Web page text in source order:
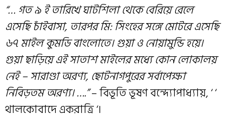
“… গত ৯ ই তারিখে ঘাটশিলা থেকে বেরিয়ে রেলে
এসেছি চাঁইবাসা, তারপর মি: সিংহের সঙ্গে মোটরে এসেছি
৬৭ মাইল কুমডি বাংলোতে। গুয়া ও নোয়ামুন্ডি হয়ে।
গুয়া ছাড়িয়ে এই সাতাশ মাইলের মধ্যে কোন লোকালয়
নেই – সারাণ্ডা অরণ্য, ছোটনাগপুরের সর্বাপেক্ষা
নিবিড়তম অরণ্য। ….”– বিভূতি ভূষণ বন্দ্যোপাধ্যায়, ‘ ‘
থালকোবাদে একরাত্রি ‘।